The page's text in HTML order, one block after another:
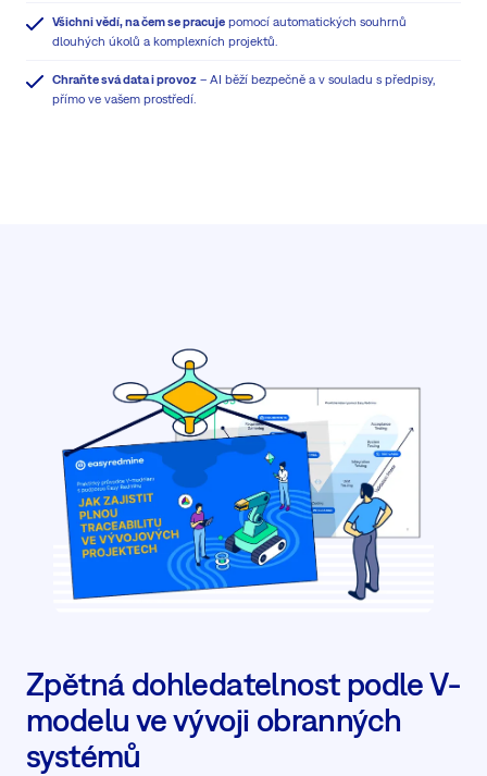
Všichni vědí, na čem se pracuje pomocí automatických souhrnů
dlouhých úkolů a komplexních projektů.
Chraňte svá data i provoz – AI běží bezpečně a v souladu s předpisy,
přímo ve vašem prostředí.
Zpětná dohledatelnost podle V-
modelu ve vývoji obranných
systémů